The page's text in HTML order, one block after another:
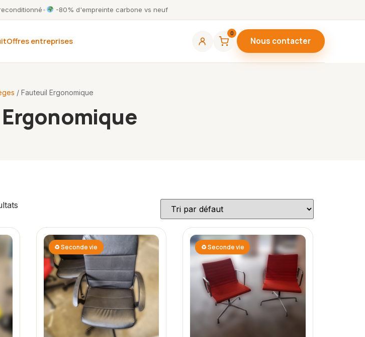
• -80% d'empreinte carbone vs neuf
Offres entreprises
0
Nous contacter
/ Fauteuil Ergonomique
♻ Seconde vie ♻ Seconde vie